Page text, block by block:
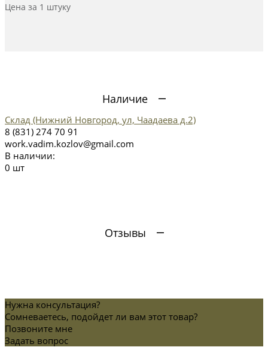
Цена за 1 штуку
Наличие
Склад (Нижний Новгород, ул, Чаадаева д.2)
8 (831) 274 70 91
work.vadim.kozlov@gmail.com
В наличии:
0 шт
Отзывы
Нужна консультация?
Сомневаетесь, подойдет ли вам этот товар?
Позвоните мне
Задать вопрос